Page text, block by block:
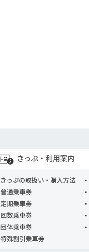
きっぷ・利用案内
きっぷの取扱い・購入方法
普通乗車券
定期乗車券
回数乗車券
団体乗車券
特殊割引乗車券